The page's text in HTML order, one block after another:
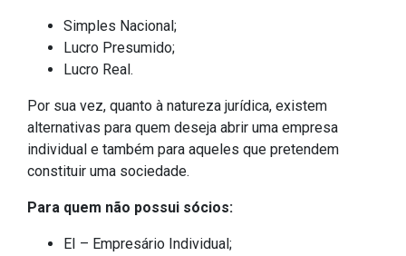
Simples Nacional;
Lucro Presumido;
Lucro Real.
Por sua vez, quanto à natureza jurídica, existem
alternativas para quem deseja abrir uma empresa
individual e também para aqueles que pretendem
constituir uma sociedade.
Para quem não possui sócios:
EI – Empresário Individual;